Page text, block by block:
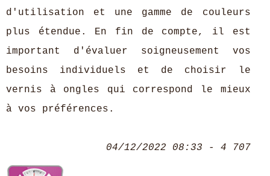
d'utilisation et une gamme de couleurs
plus étendue. En fin de compte, il est
important d'évaluer soigneusement vos
besoins individuels et de choisir le
vernis à ongles qui correspond le mieux
à vos préférences.
04/12/2022 08:33 - 4 707